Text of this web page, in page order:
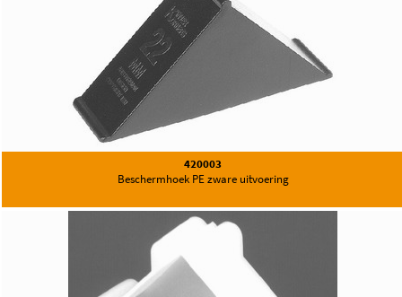
420003
Beschermhoek PE zware uitvoering